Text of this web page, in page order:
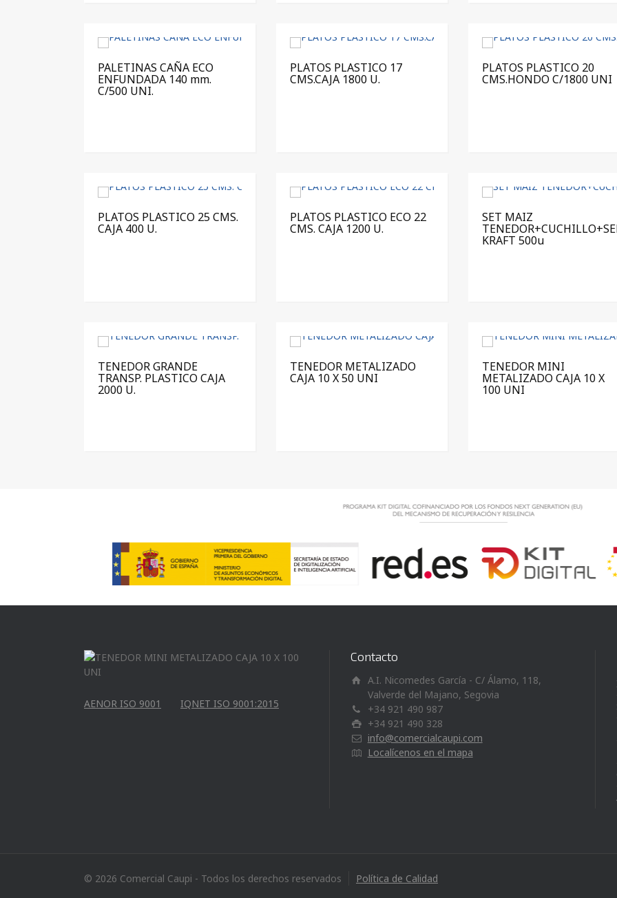
PALETINAS CAÑA ECO
ENFUNDADA 140 mm.
C/500 UNI.
PLATOS PLASTICO 17
CMS.CAJA 1800 U.
PLATOS PLASTICO 20
CMS.HONDO C/1800 UNI
PLATOS PLASTICO 25 CMS.
CAJA 400 U.
PLATOS PLASTICO ECO 22
CMS. CAJA 1200 U.
SET MAIZ
KRAFT 500u
TENEDOR GRANDE
TRANSP. PLASTICO CAJA
2000 U.
TENEDOR METALIZADO
CAJA 10 X 50 UNI
TENEDOR MINI
METALIZADO CAJA 10 X
100 UNI
AENOR ISO 9001 IQNET ISO 9001:2015
Contacto
A.I. Nicomedes García - C/ Álamo, 118,
Valverde del Majano, Segovia
+34 921 490 987
+34 921 490 328
info@comercialcaupi.com
Localícenos en el mapa
© 2026 Comercial Caupi - Todos los derechos reservados Política de Calidad